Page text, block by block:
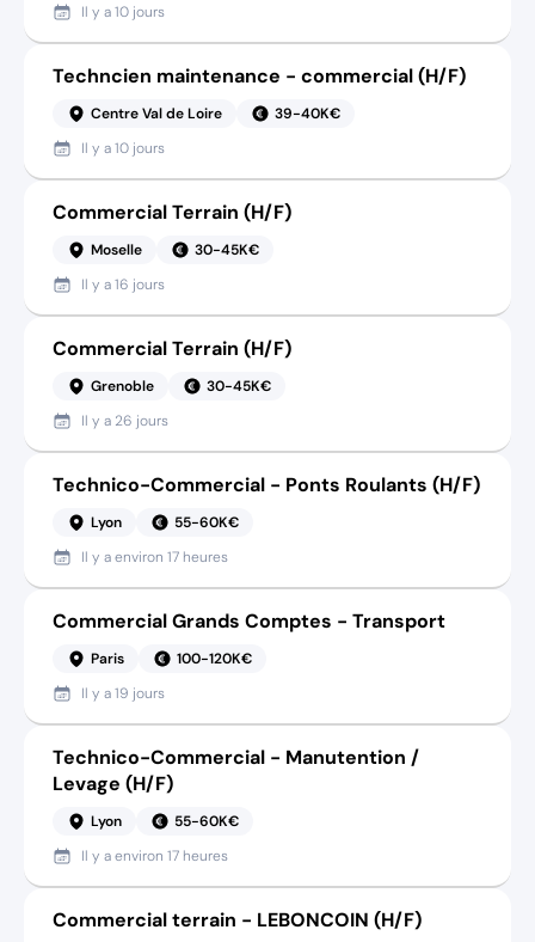
Il y a10 jours
Techncien maintenance - commercial (H/F)
Centre Val de Loire
39-40K€
Il y a10 jours
Commercial Terrain (H/F)
Moselle
30-45K€
Il y a16 jours
Commercial Terrain (H/F)
Grenoble
30-45K€
Il y a 26 jours
Technico-Commercial - Ponts Roulants (H/F)
Lyon
55-60K€
Il y aenviron 17 heures
Commercial Grands Comptes - Transport
Paris
100-120K€
Il y a19 jours
Technico-Commercial - Manutention /
Levage (H/F)
Lyon
55-60K€
Il y aenviron 17 heures
Commercial terrain - LEBONCOIN (H/F)